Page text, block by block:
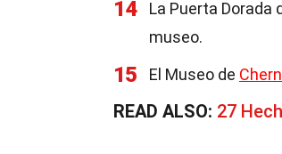
14
La Puerta Dorada
museo.
15 El Museo de
READ ALSO: 27